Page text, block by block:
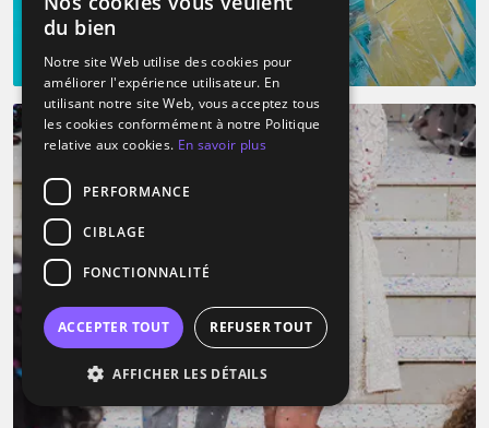
du bien
Notre site Web utilise des cookies pour
améliorer l'expérience utilisateur. En
utilisant notre site Web, vous acceptez tous
les cookies conformément à notre Politique
relative aux cookies. En savoir plus
PERFORMANCE
CIBLAGE
FONCTIONNALITÉ
ACCEPTER TOUT REFUSER TOUT
AFFICHER LES DÉTAILS